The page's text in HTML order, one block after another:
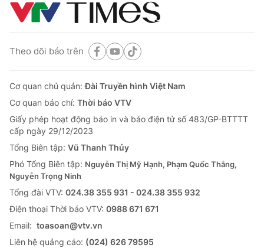
Theo dõi báo trên
Cơ quan chủ quản:Đài Truyền hình Việt Nam
Cơ quan báo chí: Thời báo VTV
Giấy phép hoạt động báo in và báo điện tử số 483/GP-BTTTT
cấp ngày 29/12/2023
Tổng Biên tập: Vũ Thanh Thủy
Phó Tổng Biên tập: Nguyễn Thị Mỹ Hạnh, Phạm Quốc Thắng,
Nguyễn Trọng Ninh
Tổng đài VTV: 024.38 355 931 - 024.38 355 932
Ðiện thoại Thời báo VTV: 0988 671 671
Email: toasoan@vtv.vn
Liên hệ quảng cáo: (024) 626 79595